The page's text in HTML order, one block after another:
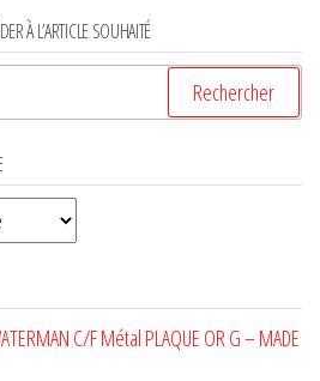
À L’ARTICLE SOUHAITÉ
C/F Métal PLAQUE OR G – MADE